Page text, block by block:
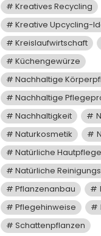
Kreatives Recycling
Kreative Upcycling-
Kreislaufwirtschaft
Küchengewürze
Nachhaltige
Nachhaltige
Nachhaltigkeit
Naturkosmetik
Natürliche Hautpflege
Natürliche
Pflanzenanbau
Pflegehinweise
Schattenpflanzen